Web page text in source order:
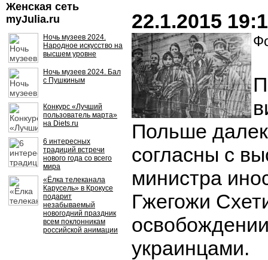
Женская сеть
myJulia.ru
Ночь музеев 2024.
Народное искусство на
высшем уровне
Ночь музеев 2024. Бал
с Пушкиным
Конкурс «Лучший
пользователь марта»
на Diets.ru
6 интересных
традиций встречи
нового года со всего
мира
«Ёлка телеканала
Карусель» в Крокусе
подарит
незабываемый
новогодний праздник
всем поклонникам
российской анимации
22.1.2015
Польше
согласны с
министра
Гжегожи
украинцами.